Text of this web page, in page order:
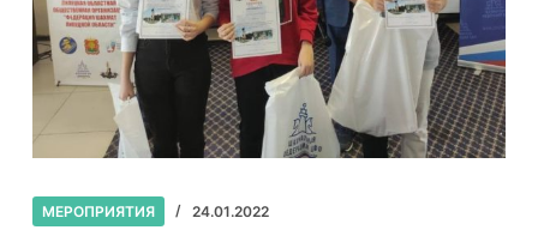
МЕРОПРИЯТИЯ 24.01.2022